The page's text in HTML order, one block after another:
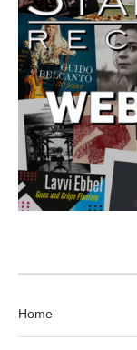
Home